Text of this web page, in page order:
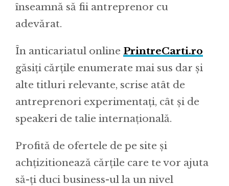
înseamnă să fii antreprenor cu
adevărat.
În anticariatul online PrintreCarti.ro
găsiți cărțile enumerate mai sus dar și
alte titluri relevante, scrise atât de
antreprenori experimentați, cât și de
speakeri de talie internațională.
Profită de ofertele de pe site și
achțizitionează cărțile care te vor ajuta
să-ți duci business-ul la un nivel